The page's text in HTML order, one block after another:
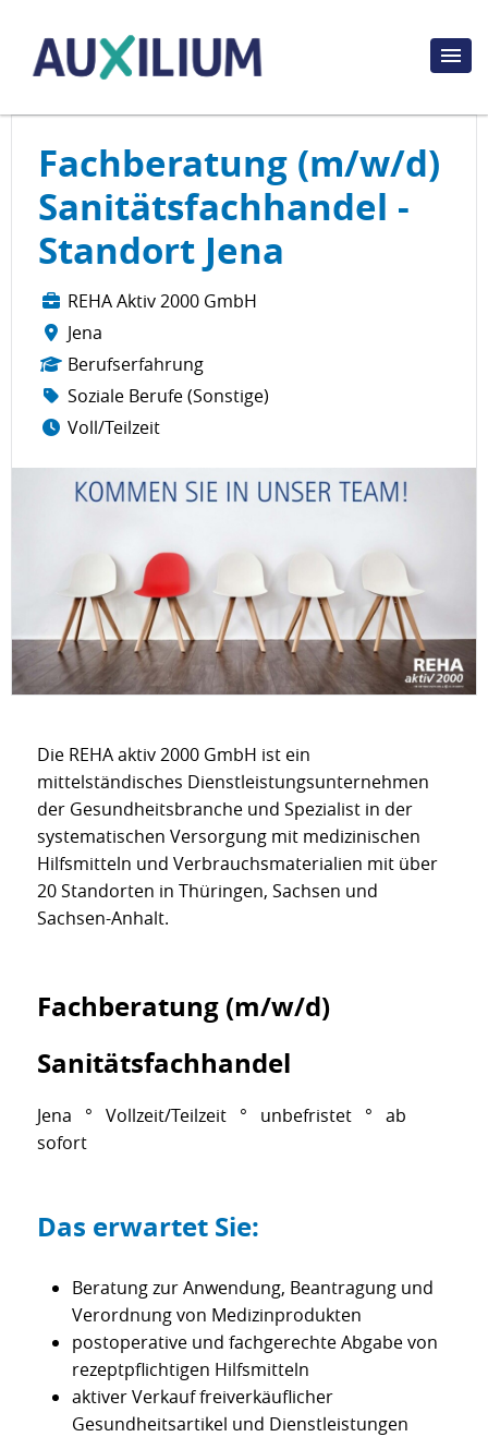
Fachberatung (m/w/d)
Sanitätsfachhandel -
Standort Jena
REHA Aktiv 2000 GmbH
Jena
Berufserfahrung
Soziale Berufe (Sonstige)
Voll/Teilzeit
Die REHA aktiv 2000 GmbH ist ein
mittelständisches Dienstleistungsunternehmen
der Gesundheitsbranche und Spezialist in der
systematischen Versorgung mit medizinischen
Hilfsmitteln und Verbrauchsmaterialien mit über
20 Standorten in Thüringen, Sachsen und
Sachsen-Anhalt.
Fachberatung (m/w/d)
Sanitätsfachhandel
Jena ° Vollzeit/Teilzeit ° unbefristet ° ab
sofort
Das erwartet Sie:
Beratung zur Anwendung, Beantragung und
Verordnung von Medizinprodukten
postoperative und fachgerechte Abgabe von
rezeptpflichtigen Hilfsmitteln
aktiver Verkauf freiverkäuflicher
Gesundheitsartikel und Dienstleistungen